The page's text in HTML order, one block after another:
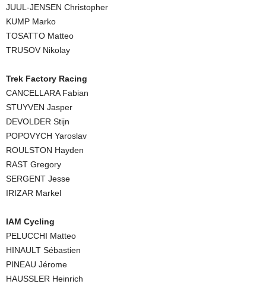
JUUL-JENSEN Christopher
KUMP Marko
TOSATTO Matteo
TRUSOV Nikolay
Trek Factory Racing
CANCELLARA Fabian
STUYVEN Jasper
DEVOLDER Stijn
POPOVYCH Yaroslav
ROULSTON Hayden
RAST Gregory
SERGENT Jesse
IRIZAR Markel
IAM Cycling
PELUCCHI Matteo
HINAULT Sébastien
PINEAU Jérome
HAUSSLER Heinrich